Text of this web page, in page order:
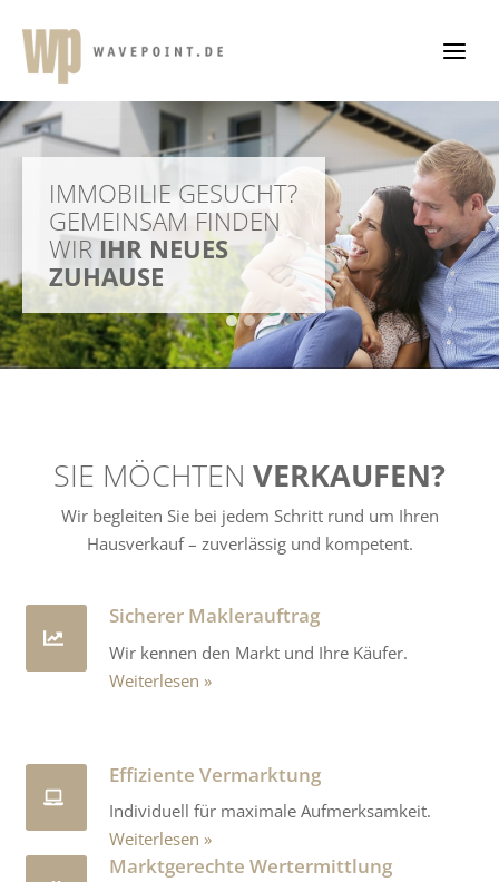
Inhalt
springen
IMMOBILIE GESUCHT?
GEMEINSAM FINDEN
WIR IHR NEUES
ZUHAUSE
HAUSVERKAUF
GEPLANT?
WIR BETREUEN SIE
RUNDUM SICHER
WAS IST IHR HAUS
WERT?
VERKAUFEN SIE ZUM
RICHTIGEN PREIS
SIE MÖCHTEN VERKAUFEN?
Wir begleiten Sie bei jedem Schritt rund um Ihren
Hausverkauf – zuverlässig und kompetent.
Sicherer Maklerauftrag
Wir kennen den Markt und Ihre Käufer.
Weiterlesen
Effiziente Vermarktung
Individuell für maximale Aufmerksamkeit.
Weiterlesen
Marktgerechte Wertermittlung